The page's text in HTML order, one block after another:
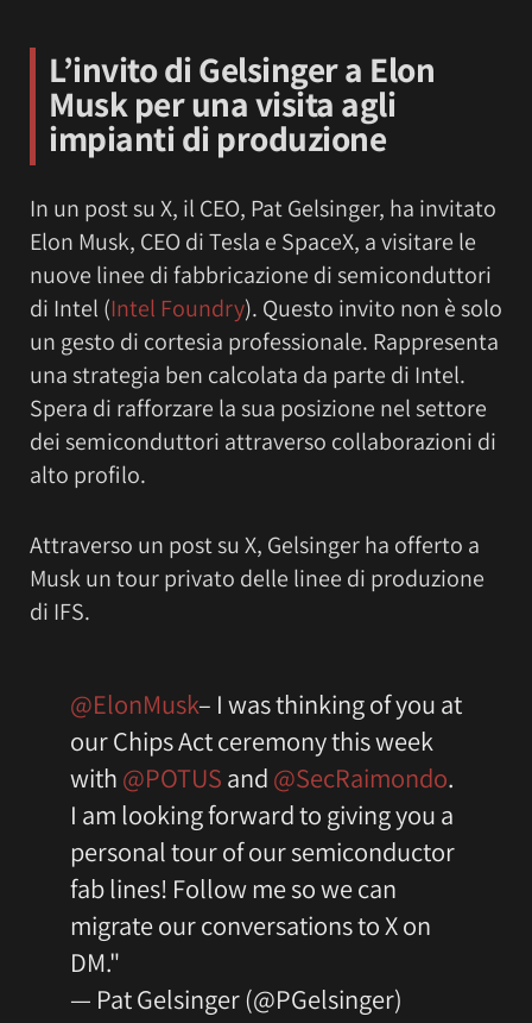
L’invito di Gelsinger a Elon
Musk per una visita agli
impianti di produzione
In un post su X, il CEO, Pat Gelsinger, ha invitato
Elon Musk, CEO di Tesla e SpaceX, a visitare le
nuove linee di fabbricazione di semiconduttori
di Intel (Intel Foundry). Questo invito non è solo
un gesto di cortesia professionale. Rappresenta
una strategia ben calcolata da parte di Intel.
Spera di rafforzare la sua posizione nel settore
dei semiconduttori attraverso collaborazioni di
alto profilo.
Attraverso un post su X, Gelsinger ha offerto a
Musk un tour privato delle linee di produzione
di IFS.
@ElonMusk– I was thinking of you at
our Chips Act ceremony this week
with @POTUS and @SecRaimondo.
I am looking forward to giving you a
personal tour of our semiconductor
fab lines! Follow me so we can
migrate our conversations to X on
DM."
— Pat Gelsinger (@PGelsinger)